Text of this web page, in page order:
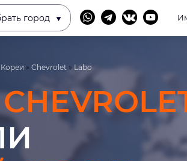
город
» Chevrolet » Labo